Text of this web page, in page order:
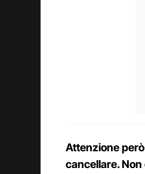
Attenzione però
cancellare.